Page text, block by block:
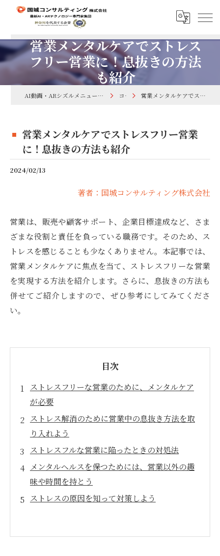
営業メンタルケアでストレス
フリー営業に！息抜きの方法
も紹介
AI動画・ARシズルメニューで集客するなら国城コンサルティング株式会社 コラム 営業メンタルケアでストレスフリー営業に！息抜きの方法も紹介
営業メンタルケアでストレスフリー営業
に！息抜きの方法も紹介
2024/02/13
著者：国城コンサルティング株式会社
営業は、販売や顧客サポート、企業目標達成など、さま
ざまな役割と責任を負っている職務です。そのため、ス
トレスを感じることも少なくありません。本記事では、
営業メンタルケアに焦点を当て、ストレスフリーな営業
を実現する方法を紹介します。さらに、息抜きの方法も
併せてご紹介しますので、ぜひ参考にしてみてくださ
い。
目次
ストレスフリーな営業のために、メンタルケア
が必要
ストレス解消のために営業中の息抜き方法を取
り入れよう
ストレスフルな営業に陥ったときの対処法
メンタルヘルスを保つためには、営業以外の趣
味や時間を持とう
ストレスの原因を知って対策しよう